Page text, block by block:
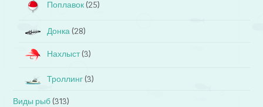
Поплавок (25)
Донка (28)
Нахлыст(3)
Троллинг (3)
Виды рыб (313)